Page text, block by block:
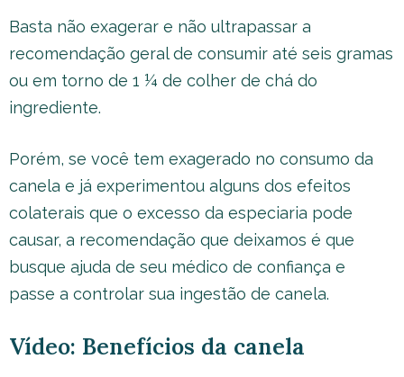
Basta não exagerar e não ultrapassar a
recomendação geral de consumir até seis gramas
ou em torno de 1 ¼ de colher de chá do
ingrediente.
Porém, se você tem exagerado no consumo da
canela e já experimentou alguns dos efeitos
colaterais que o excesso da especiaria pode
causar, a recomendação que deixamos é que
busque ajuda de seu médico de confiança e
passe a controlar sua ingestão de canela.
Vídeo: Benefícios da canela